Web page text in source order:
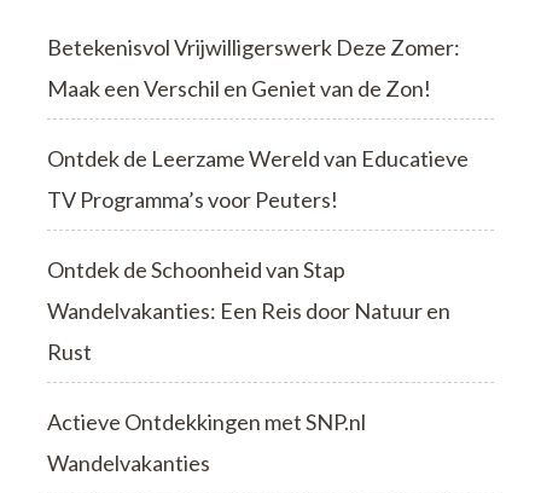
Betekenisvol Vrijwilligerswerk Deze Zomer:
Maak een Verschil en Geniet van de Zon!
Ontdek de Leerzame Wereld van Educatieve
TV Programma’s voor Peuters!
Ontdek de Schoonheid van Stap
Wandelvakanties: Een Reis door Natuur en
Rust
Actieve Ontdekkingen met SNP.nl
Wandelvakanties